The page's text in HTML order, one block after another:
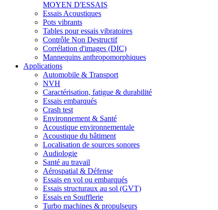
MOYEN D'ESSAIS
Essais Acoustiques
Pots vibrants
Tables pour essais vibratoires
Contrôle Non Destructif
Corrélation d'images (DIC)
Mannequins anthropomorphiques
Applications
Automobile & Transport
NVH
Caractérisation, fatigue & durabilité
Essais embarqués
Crash test
Environnement & Santé
Acoustique environnementale
Acoustique du bâtiment
Localisation de sources sonores
Audiologie
Santé au travail
Aérospatial & Défense
Essais en vol ou embarqués
Essais structuraux au sol (GVT)
Essais en Soufflerie
Turbo machines & propulseurs